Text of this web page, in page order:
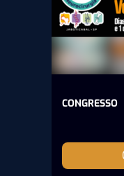
CONGRESSO